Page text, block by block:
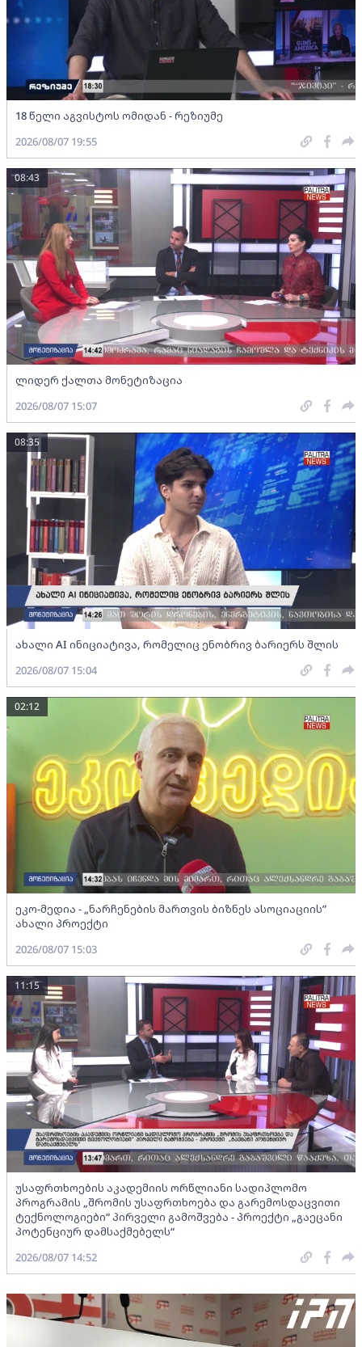
18 წელი აგვისტოს ომიდან - რეზიუმე
2026/08/07 19:55
ლიდერ ქალთა მონეტიზაცია
08:43
2026/08/07 15:07
ახალი AI ინიციატივა, რომელიც ენობრივ ბარიერს შლის
08:35
2026/08/07 15:04
ეკო-მედია - „ნარჩენების მართვის ბიზნეს ასოციაციის”
ახალი პროექტი
02:12
2026/08/07 15:03
უსაფრთხოების აკადემიის ორწლიანი სადიპლომო
პროგრამის „შრომის უსაფრთხოება და გარემოსდაცვითი
ტექნოლოგიები“ პირველი გამოშვება - პროექტი „გაეცანი
პოტენციურ დამსაქმებელს“
11:15
2026/08/07 14:52